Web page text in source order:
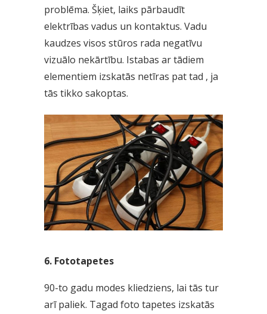
problēma. Šķiet, laiks pārbaudīt
elektrības vadus un kontaktus. Vadu
kaudzes visos stūros rada negatīvu
vizuālo nekārtību. Istabas ar tādiem
elementiem izskatās netīras pat tad , ja
tās tikko sakoptas.
6. Fototapetes
90-to gadu modes kliedziens, lai tās tur
arī paliek. Tagad foto tapetes izskatās